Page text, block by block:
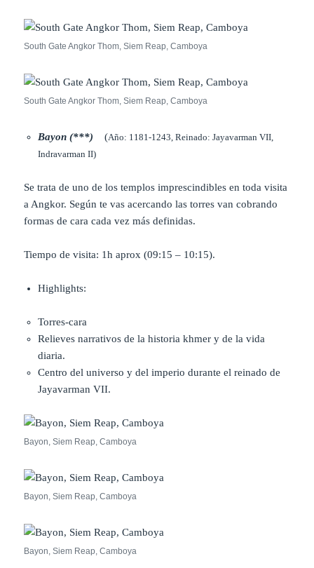
South Gate Angkor Thom, Siem Reap, Camboya
South Gate Angkor Thom, Siem Reap, Camboya
Bayon (***) (Año: 1181-1243, Reinado: Jayavarman VII,
Indravarman II)
Se trata de uno de los templos imprescindibles en toda visita
a Angkor. Según te vas acercando las torres van cobrando
formas de cara cada vez más definidas.
Tiempo de visita: 1h aprox (09:15 – 10:15).
Highlights:
Torres-cara
Relieves narrativos de la historia khmer y de la vida
diaria.
Centro del universo y del imperio durante el reinado de
Jayavarman VII.
Bayon, Siem Reap, Camboya
Bayon, Siem Reap, Camboya
Bayon, Siem Reap, Camboya